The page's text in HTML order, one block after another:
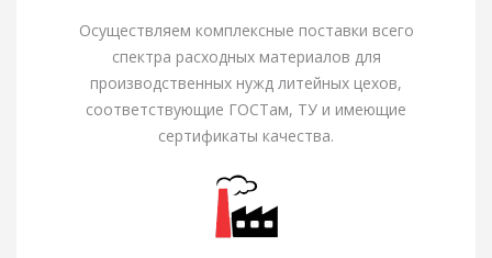
Осуществляем комплексные поставки всего
спектра расходных материалов для
производственных нужд литейных цехов,
соответствующие ГОСТам, ТУ и имеющие
сертификаты качества.